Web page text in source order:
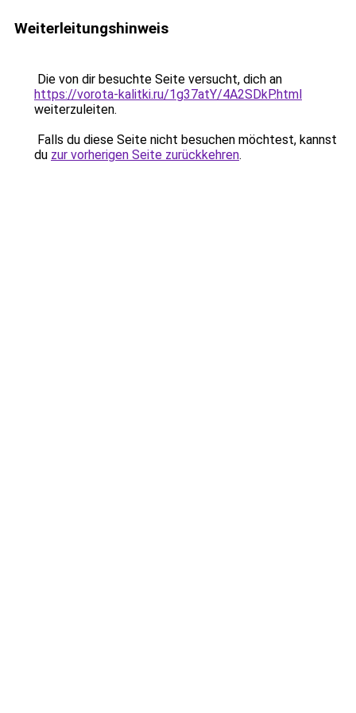
Weiterleitungshinweis
Die von dir besuchte Seite versucht, dich an
https://vorota-kalitki.ru/1g37atY/4A2SDkP.html
weiterzuleiten.
Falls du diese Seite nicht besuchen möchtest, kannst
du zur vorherigen Seite zurückkehren.